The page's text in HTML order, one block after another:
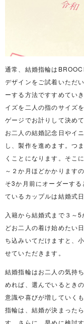
通常、結婚指輪は
デザインをご試着いただ
ーする方法ですすめてい
イズを二人の指のサイズ
ゲージでお計りして決め
お二人の結婚記念日やイ
し、製作を進めます。つ
くことになります。そこ
～２か月ほどかかります
そ3か月前にオーダーす
ているカップルは結婚式
入籍から結婚式まで３～
どお二人の着け始めたい
ち込みいてだけますと、
せていただきます。
結婚指輪はお二人の気持
めれば、選んでいるとき
意識や喜びが増していく
指輪は、結婚が決まった
す。さらに、早めに検討